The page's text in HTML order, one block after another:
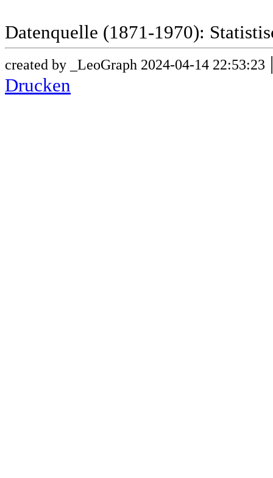
Datenquelle (1871-1970):
created by _LeoGraph 2024-04-14 22:53:23
Drucken